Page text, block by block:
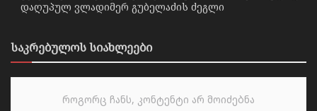
დაღუპულ ვლადიმერ გუბელაძის ძეგლი
საკრებულოს სიახლეები
როგორც ჩანს, კონტენტი არ მოიძებნა